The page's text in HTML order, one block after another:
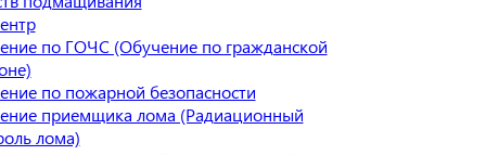
по ГОЧС (Обучение по гражданской
по пожарной безопасности
приемщика лома (Радиационный
лома)